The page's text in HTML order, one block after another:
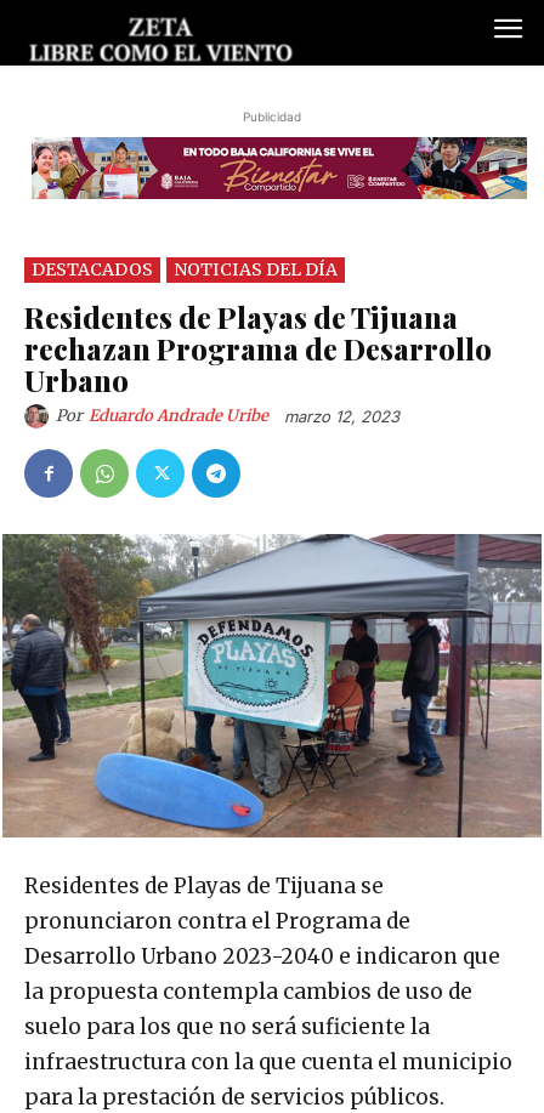
Publicidad
DESTACADOS NOTICIAS DEL DÍA
Residentes de Playas de Tijuana
rechazan Programa de Desarrollo
Urbano
Por Eduardo Andrade Uribe marzo 12, 2023
Residentes de Playas de Tijuana se
pronunciaron contra el Programa de
Desarrollo Urbano 2023-2040 e indicaron que
la propuesta contempla cambios de uso de
suelo para los que no será suficiente la
infraestructura con la que cuenta el municipio
para la prestación de servicios públicos.